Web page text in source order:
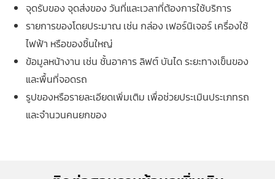
จุดรับของ จุดส่งของ วันที่และเวลาที่ต้องการใช้บริการ
รายการของโดยประมาณ เช่น กล่อง เฟอร์นิเจอร์ เครื่องใช้
ไฟฟ้า หรือของชิ้นใหญ่
ข้อมูลหน้างาน เช่น ชั้นอาคาร ลิฟต์ บันได ระยะทางเข็นของ
และพื้นที่จอดรถ
รูปของหรือรายละเอียดเพิ่มเติม เพื่อช่วยประเมินประเภทรถ
และจำนวนคนยกของ